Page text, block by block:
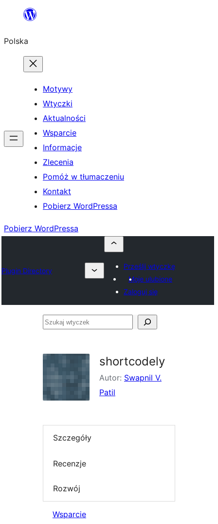
Przejdź
treści
Polska
Motywy
Wtyczki
Aktualności
Wsparcie
Informacje
Zlecenia
Pomóż w tłumaczeniu
Kontakt
Pobierz WordPressa
Pobierz WordPressa
Plugin Directory
Prześlij wtyczkę
Moje ulubione
Zaloguj się
Szukaj
shortcodely
Autor: Swapnil V.
Patil
Szczegóły
Recenzje
Rozwój
Wsparcie